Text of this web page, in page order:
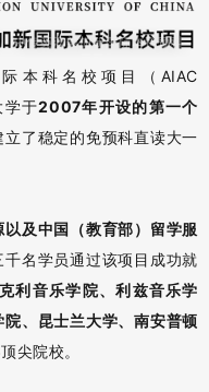
本科名校项目（AIAC
学于2007年开设的第一个
立了稳定的免预科直读大一
及中国（教育部）留学服
千名学员通过该项目成功就
利音乐学院、利兹音乐学
、昆士兰大学、南安普顿
尖院校。